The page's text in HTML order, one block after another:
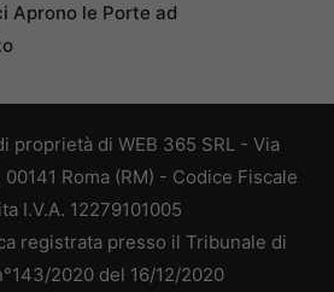
Aprono le Porte ad
proprietà di WEB 365 SRL - Via
Roma (RM) - Codice Fiscale
I.V.A. 12279101005
registrata presso il Tribunale di
2020 del 16/12/2020